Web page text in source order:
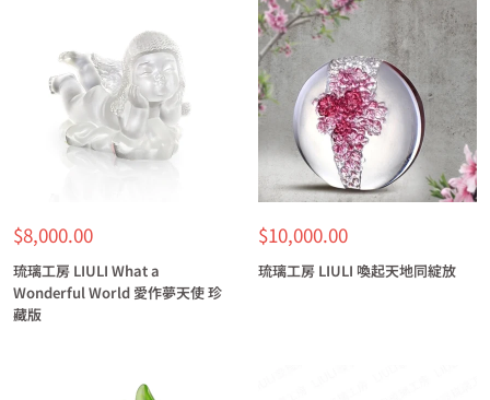
特
價
$8,000.00
琉璃工房 LIULI What a
Wonderful World 愛作夢天使 珍
藏版
特
價
$10,000.00
琉璃工房 LIULI 喚起天地同綻放